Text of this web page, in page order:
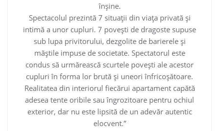
înșine.
Spectacolul prezintă 7 situații din viața privată și
intimă a unor cupluri. 7 povești de dragoste supuse
sub lupa privitorului, dezgolite de barierele și
măștile impuse de societate. Spectatorul este
condus să urmărească scurtele povești ale acestor
cupluri în forma lor brută și uneori înfricoșătoare.
Realitatea din interiorul fiecărui apartament capătă
adesea tente oribile sau îngrozitoare pentru ochiul
exterior, dar nu este lipsită de un adevăr autentic
elocvent.”